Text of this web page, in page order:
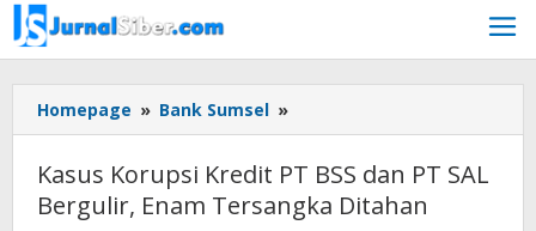
Skip
to
content
Homepage » Bank Sumsel »
Korupsi
PT
BSS
Kasus Korupsi Kredit PT BSS dan PT SAL
Bergulir, Enam Tersangka Ditahan